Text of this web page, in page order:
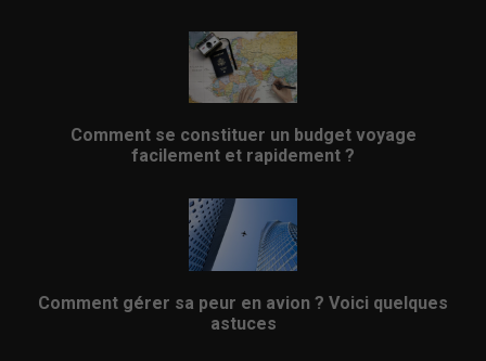
Comment se constituer un budget voyage
facilement et rapidement ?
Comment gérer sa peur en avion ? Voici quelques
astuces